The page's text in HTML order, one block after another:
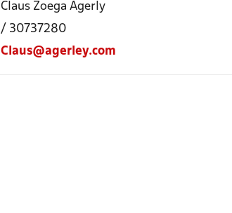
Claus Zoega Agerly
/ 30737280
Claus@agerley.com